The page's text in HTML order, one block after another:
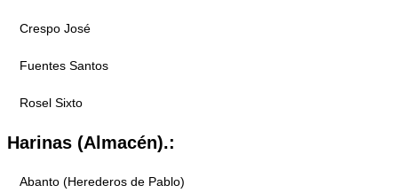
Crespo José
Fuentes Santos
Rosel Sixto
Harinas (Almacén).:
Abanto (Herederos de Pablo)